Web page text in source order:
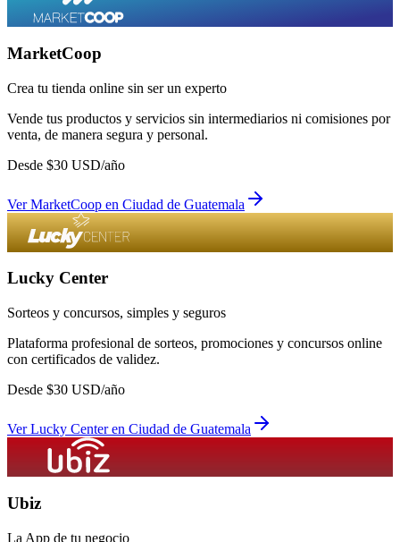
MarketCoop
Crea tu tienda online sin ser un experto
Vende tus productos y servicios sin intermediarios ni comisiones por
venta, de manera segura y personal.
Desde $30 USD/año
VerMarketCoop en Ciudad de Guatemala
Lucky Center
Sorteos y concursos, simples y seguros
Plataforma profesional de sorteos, promociones y concursos online
con certificados de validez.
Desde $30 USD/año
VerLucky Centeren Ciudad de Guatemala
Ubiz
La App de tu negocio